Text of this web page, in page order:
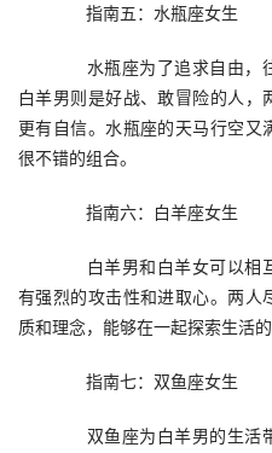
指南五：水瓶座女生
水瓶座为了追求自由，
白羊男则是好战、敢冒险的人，
更有自信。水瓶座的天马行空又
很不错的组合。
指南六：白羊座女生
白羊男和白羊女可以相
有强烈的攻击性和进取心。两人
质和理念，能够在一起探索生活的
指南七：双鱼座女生
双鱼座为白羊男的生活